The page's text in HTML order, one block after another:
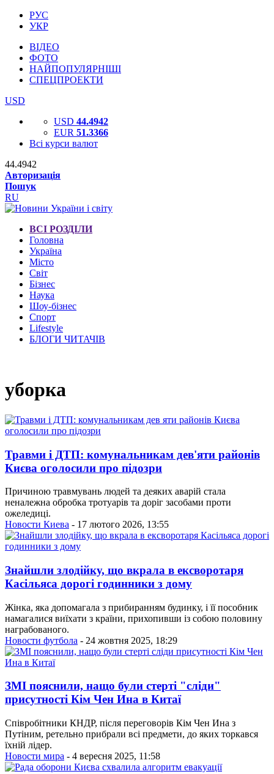
РУС
УКР
ВІДЕО
ФОТО
НАЙПОПУЛЯРНІШІ
СПЕЦПРОЕКТИ
USD
USD 44.4942
EUR 51.3366
Всі курси валют
44.4942
Авторизація
Пошук
RU
ВСІ РОЗДІЛИ
Головна
Україна
Місто
Світ
Бізнес
Наука
Шоу-бізнес
Спорт
Lifestyle
БЛОГИ ЧИТАЧІВ
уборка
Травми і ДТП: комунальникам дев'яти районів
Києва оголосили про підозри
Причиною травмувань людей та деяких аварій стала
неналежна обробка тротуарів та доріг засобами проти
ожеледиці.
Новости Киева - 17 лютого 2026, 13:55
Знайшли злодійку, що вкрала в ексворотаря
Касільяса дорогі годинники з дому
Жінка, яка допомагала з прибиранням будинку, і її пособник
намагалися виїхати з країни, прихопивши із собою половину
награбованого.
Новости футбола - 24 жовтня 2025, 18:29
ЗМІ пояснили, нащо були стерті "сліди"
присутності Кім Чен Ина в Китаї
Співробітники КНДР, після переговорів Кім Чен Ина з
Путіним, ретельно прибрали всі предмети, до яких торкався
їхній лідер.
Новости мира - 4 вересня 2025, 11:58